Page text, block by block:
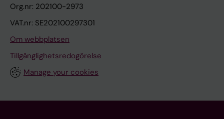
Org.nr: 202100-2973
VAT.nr: SE202100297301
Om webbplatsen
Tillgänglighetsredogörelse
Manage your cookies